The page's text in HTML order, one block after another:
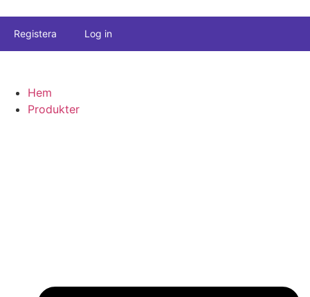
Registera Log in
Hem
Produkter